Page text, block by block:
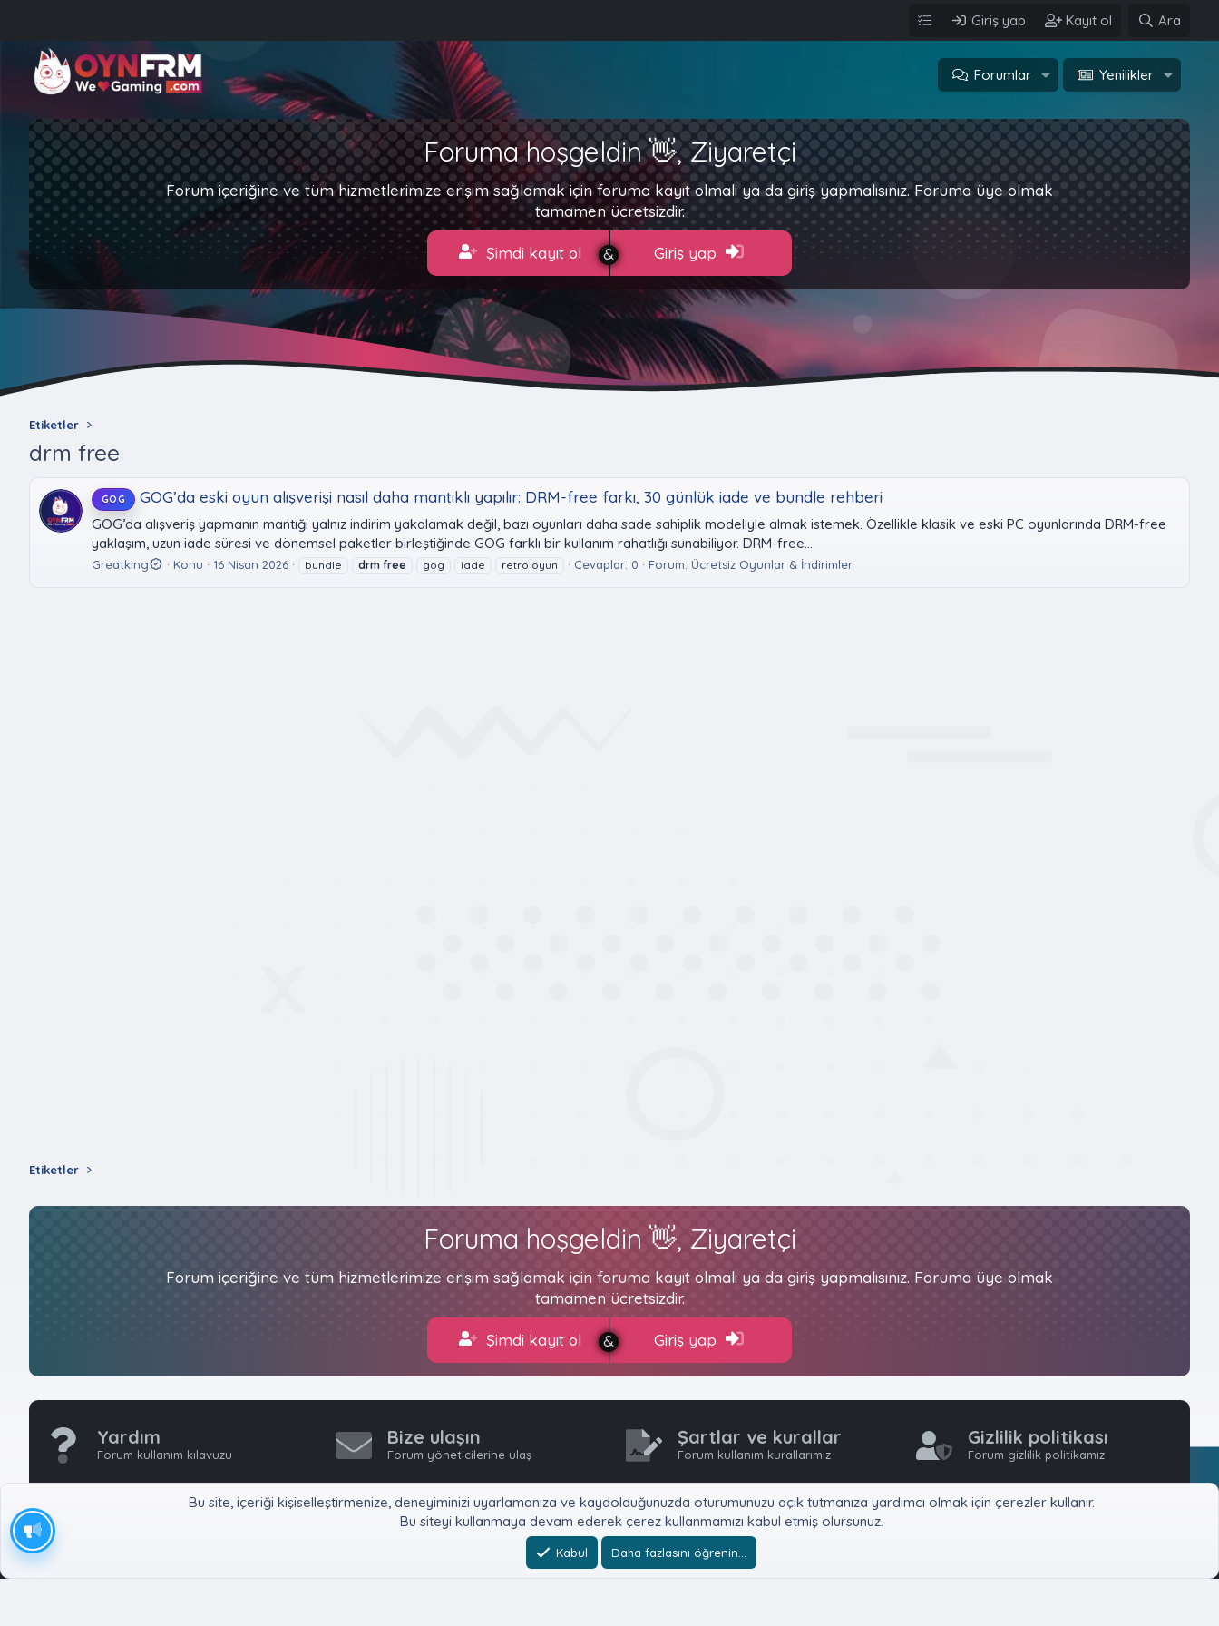
Giriş yap Kayıt ol Ara
Forumlar Yenilikler
Foruma hoşgeldin 👋, Ziyaretçi
Forum içeriğine ve tüm hizmetlerimize erişim sağlamak için foruma kayıt olmalı ya da giriş yapmalısınız. Foruma üye olmak
tamamen ücretsizdir.
Şimdi kayıt ol Giriş yap
Etiketler
drm free
GOG GOG’da eski oyun alışverişi nasıl daha mantıklı yapılır: DRM-free farkı, 30 günlük iade ve bundle rehberi
GOG’da alışveriş yapmanın mantığı yalnız indirim yakalamak değil, bazı oyunları daha sade sahiplik modeliyle almak istemek. Özellikle klasik ve eski PC oyunlarında DRM-free
yaklaşım, uzun iade süresi ve dönemsel paketler birleştiğinde GOG farklı bir kullanım rahatlığı sunabiliyor. DRM-free...
Greatking Konu 16 Nisan 2026 bundle drm free gog iade retro oyun Cevaplar: 0 Forum: Ücretsiz Oyunlar & İndirimler
Etiketler
Foruma hoşgeldin 👋, Ziyaretçi
Forum içeriğine ve tüm hizmetlerimize erişim sağlamak için foruma kayıt olmalı ya da giriş yapmalısınız. Foruma üye olmak
tamamen ücretsizdir.
Şimdi kayıt ol Giriş yap
Yardım
Forum kullanım kılavuzu
Bize ulaşın
Forum yöneticilerine ulaş
Şartlar ve kurallar
Forum kullanım kurallarımız
Gizlilik politikası
Forum gizlilik politikamız
Bu site, içeriği kişiselleştirmenize, deneyiminizi uyarlamanıza ve kaydolduğunuzda oturumunuzu açık tutmanıza yardımcı olmak için çerezler kullanır.
Bu siteyi kullanmaya devam ederek çerez kullanmamızı kabul etmiş olursunuz.
Kabul Daha fazlasını öğrenin…